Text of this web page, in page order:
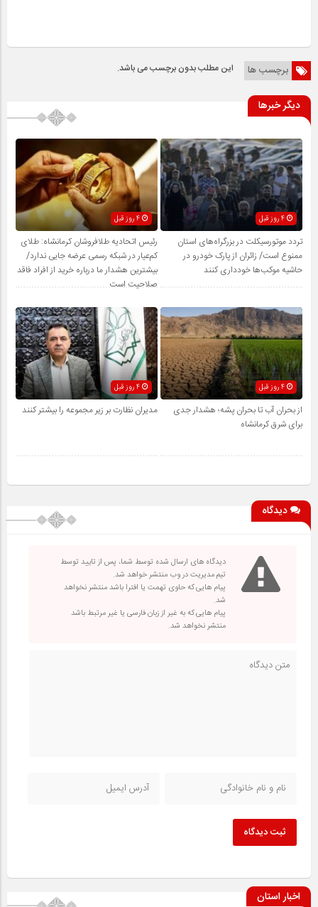
برچسب ها این مطلب بدون برچسب می باشد.
دیگر خبرها
4 روز قبل
تردد موتورسیکلت در بزرگراه‌های استان
ممنوع است/ زائران از پارک خودرو در
حاشیه موکب‌ها خودداری کنند
رئیس اتحادیه طلافروشان کرمانشاه: طلای
کم‌عیار در شبکه رسمی عرضه جایی ندارد/
بیشترین هشدار ما درباره خرید از افراد فاقد
صلاحیت است
4 روز قبل
از بحران آب تا بحران پشه؛ هشدار جدی
برای شرق کرمانشاه
مدیران نظارت بر زیر مجموعه را بیشتر کنند
دیدگاه
دیدگاه های ارسال شده توسط شما، پس از تایید توسط
تیم مدیریت در وب منتشر خواهد شد.
پیام هایی که حاوی تهمت یا افترا باشد منتشر نخواهد
شد.
پیام هایی که به غیر از زبان فارسی یا غیر مرتبط باشد
منتشر نخواهد شد.
ثبت دیدگاه
اخبار استان